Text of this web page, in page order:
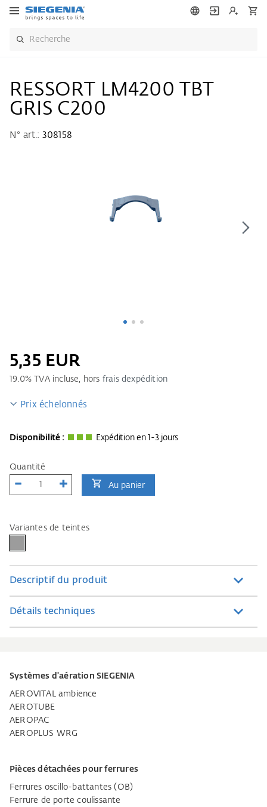
RESSORT LM4200 TBT
GRIS C200
N° art.: 308158
5,35 EUR
19.0% TVA incluse, hors frais dexpédition
Prix échelonnés
Disponibilité : Expédition en 1-3 jours
Quantité
Au panier
Variantes de teintes
Descriptif du produit
Détails techniques
Systèmes d'aération SIEGENIA
AEROVITAL ambience
AEROTUBE
AEROPAC
AEROPLUS WRG
Pièces détachées pour ferrures
Ferrures oscillo-battantes (OB)
Ferrure de porte coulissante